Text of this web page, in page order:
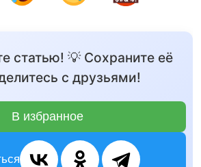
статью! 💡 Сохраните её
с друзьями!
В избранное